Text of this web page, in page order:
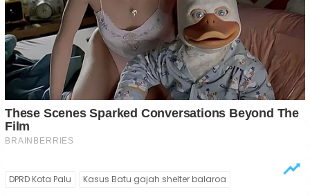
DPRD Kota Palu Kasus Batu gajah shelter balaroa